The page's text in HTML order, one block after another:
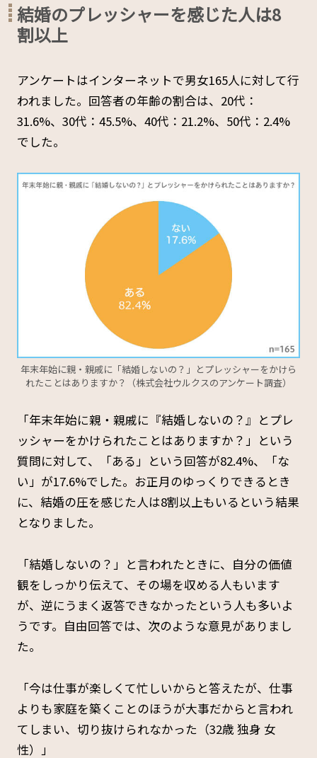
結婚のプレッシャーを感じた人は8
割以上
アンケートはインターネットで男女165人に対して行
われました。回答者の年齢の割合は、20代：
31.6%、30代：45.5%、40代：21.2%、50代：2.4%
でした。
年末年始に親・親戚に「結婚しないの？」とプレッシャーをかけら
れたことはありますか？（株式会社ウルクスのアンケート調査）
「年末年始に親・親戚に『結婚しないの？』とプレ
ッシャーをかけられたことはありますか？」という
質問に対して、「ある」という回答が82.4%、「な
い」が17.6%でした。お正月のゆっくりできるとき
に、結婚の圧を感じた人は8割以上もいるという結果
となりました。
「結婚しないの？」と言われたときに、自分の価値
観をしっかり伝えて、その場を収める人もいます
が、逆にうまく返答できなかったという人も多いよ
うです。自由回答では、次のような意見がありまし
た。
「今は仕事が楽しくて忙しいからと答えたが、仕事
よりも家庭を築くことのほうが大事だからと言われ
てしまい、切り抜けられなかった（32歳 独身 女
性）」